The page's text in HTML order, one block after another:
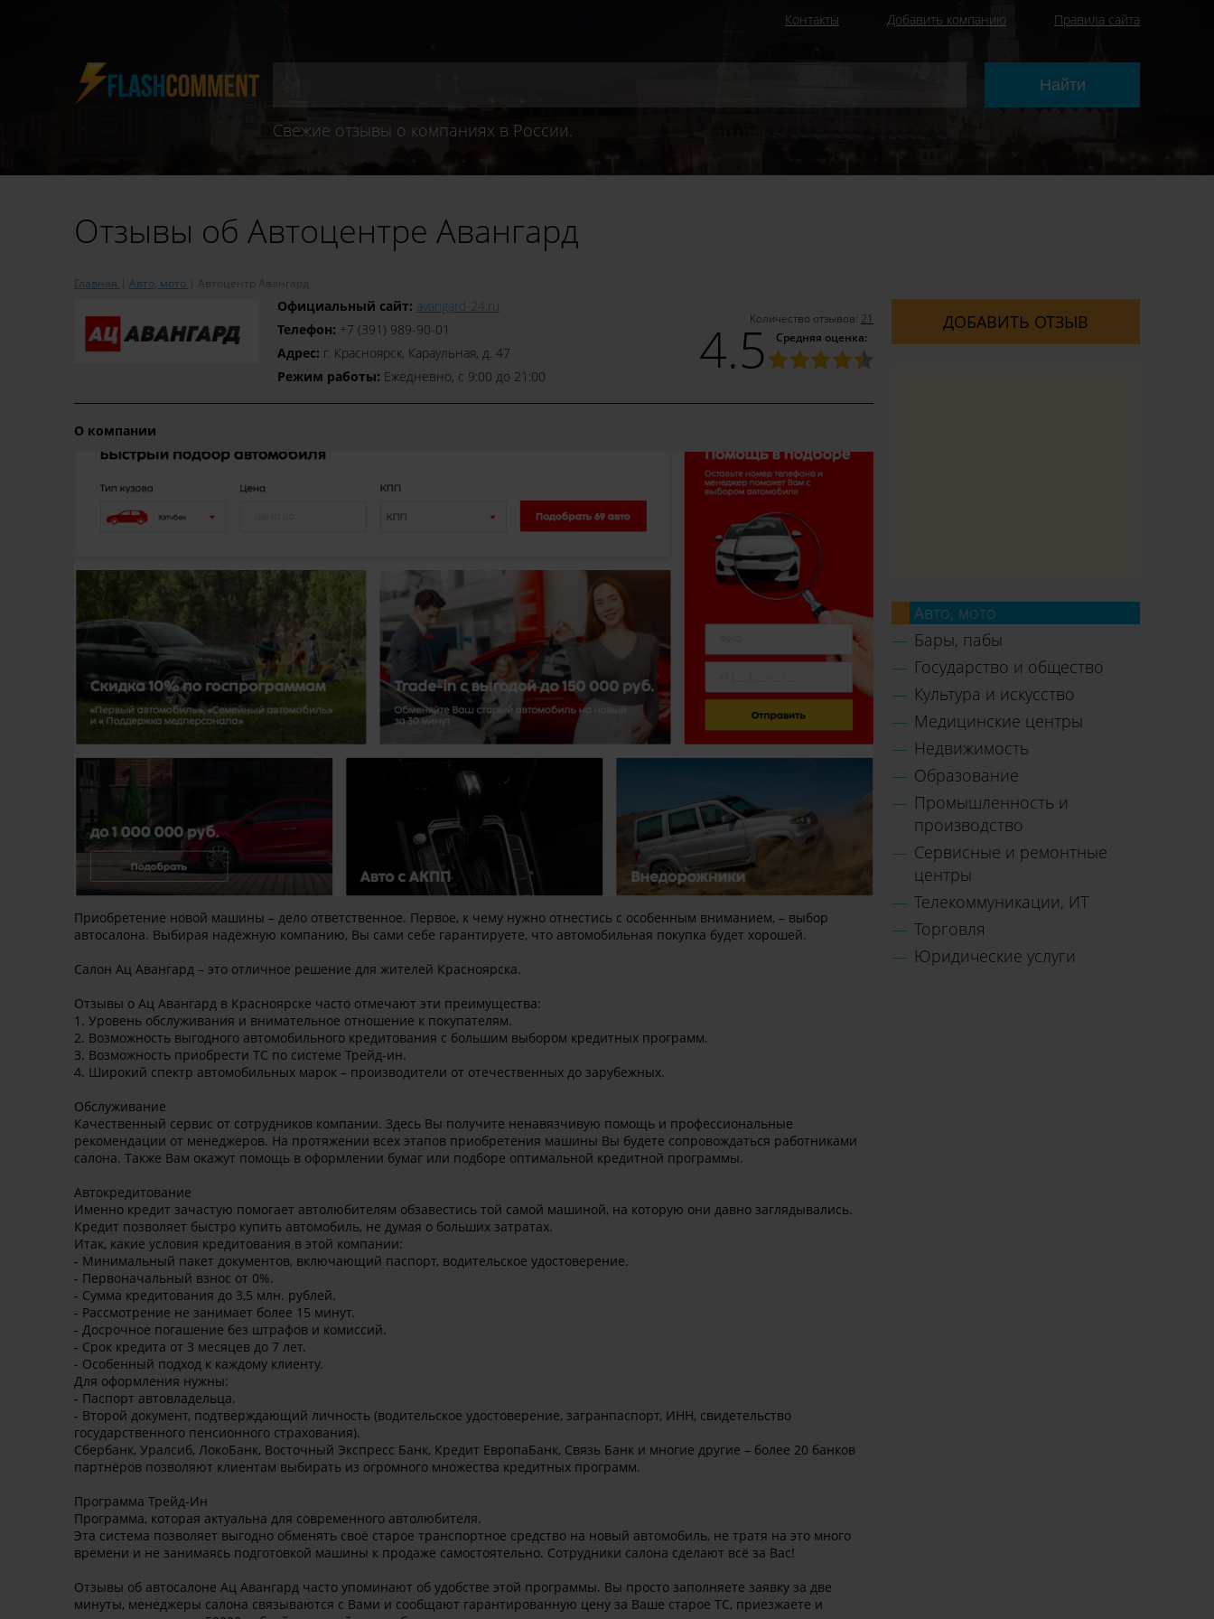
Контакты Добавить компанию Правила сайта
Свежие отзывы о компаниях в России.
Отзывы об Автоцентре Авангард
Главная Авто, мото Автоцентр Авангард
Количество отзывов: 21
Средняя оценка:
4.5
Официальный сайт: avangard-24.ru
Телефон: +7 (391) 989-90-01
Адрес: г. Красноярск, Караульная, д. 47
Режим работы: Ежедневно, с 9:00 до 21:00
О компании
Приобретение новой машины – дело ответственное. Первое, к чему нужно отнестись с особенным вниманием, – выбор
автосалона. Выбирая надёжную компанию, Вы сами себе гарантируете, что автомобильная покупка будет хорошей.
Салон Ац Авангард – это отличное решение для жителей Красноярска.
Отзывы о Ац Авангард в Красноярске часто отмечают эти преимущества:
1. Уровень обслуживания и внимательное отношение к покупателям.
2. Возможность выгодного автомобильного кредитования с большим выбором кредитных программ.
3. Возможность приобрести ТС по системе Трейд-ин.
4. Широкий спектр автомобильных марок – производители от отечественных до зарубежных.
Обслуживание
Качественный сервис от сотрудников компании. Здесь Вы получите ненавязчивую помощь и профессиональные
рекомендации от менеджеров. На протяжении всех этапов приобретения машины Вы будете сопровождаться работниками
салона. Также Вам окажут помощь в оформлении бумаг или подборе оптимальной кредитной программы.
Автокредитование
Именно кредит зачастую помогает автолюбителям обзавестись той самой машиной, на которую они давно заглядывались.
Кредит позволяет быстро купить автомобиль, не думая о больших затратах.
Итак, какие условия кредитования в этой компании:
- Минимальный пакет документов, включающий паспорт, водительское удостоверение.
- Первоначальный взнос от 0%.
- Сумма кредитования до 3,5 млн. рублей.
- Рассмотрение не занимает более 15 минут.
- Досрочное погашение без штрафов и комиссий.
- Срок кредита от 3 месяцев до 7 лет.
- Особенный подход к каждому клиенту.
Для оформления нужны:
- Паспорт автовладельца.
- Второй документ, подтверждающий личность (водительское удостоверение, загранпаспорт, ИНН, свидетельство
государственного пенсионного страхования).
Сбербанк, Уралсиб, ЛокоБанк, Восточный Экспресс Банк, Кредит ЕвропаБанк, Связь Банк и многие другие – более 20 банков
партнёров позволяют клиентам выбирать из огромного множества кредитных программ.
Программа Трейд-Ин
Программа, которая актуальна для современного автолюбителя.
Эта система позволяет выгодно обменять своё старое транспортное средство на новый автомобиль, не тратя на это много
времени и не занимаясь подготовкой машины к продаже самостоятельно. Сотрудники салона сделают всё за Вас!
Отзывы об автосалоне Ац Авангард часто упоминают об удобстве этой программы. Вы просто заполняете заявку за две
минуты, менеджеры салона связываются с Вами и сообщают гарантированную цену за Ваше старое ТС, приезжаете и
ДОБАВИТЬ ОТЗЫВ
Авто, мото
Бары, пабы
Государство и общество
Культура и искусство
Медицинские центры
Недвижимость
Образование
Промышленность и
производство
Сервисные и ремонтные
центры
Телекоммуникации, ИТ
Торговля
Юридические услуги